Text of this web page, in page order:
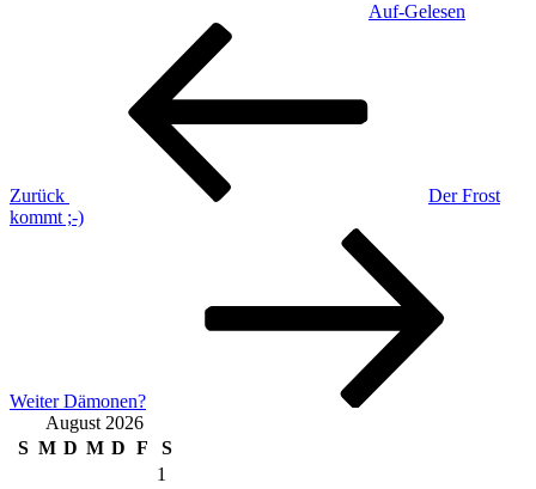
Auf-Gelesen
Beitragsnavigation
Zurück
Der Frost
kommt ;-)
Weiter Dämonen?
August 2026
S M D M D F
S
1